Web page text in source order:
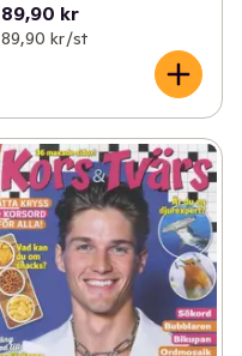
89,90 kr
89,90 kr /st